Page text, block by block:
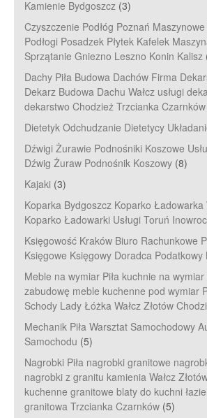
Kamienie Bydgoszcz (3)
Czyszczenie Podłóg Poznań
Podłogi Posadzek Płytek Kafelek
Sprzątanie Gniezno Leszno Konin Kalisz
Dachy Piła Budowa Dachów Firma
Dekarz Budowa Dachu Wałcz usługi
dekarstwo Chodzież Trzcianka Czarnków
Dietetyk Odchudzanie Dietetycy
Dźwigi Żurawie Podnośniki Koszowe
Dźwig Żuraw Podnośnik Koszowy (8)
Kajaki (3)
Koparka Bydgoszcz Koparko
Koparko Ładowarki Usługi Toruń
Księgowość Kraków Biuro Rachunkowe
Księgowe Księgowy Doradca Podatkowy
Meble na wymiar Piła kuchnie na wymiar
zabudowę meble kuchenne pod wymiar
Schody Lady Łóżka Wałcz Złotów
Mechanik Piła Warsztat Samochodowy
Samochodu (5)
Nagrobki Piła nagrobki granitowe
nagrobki z granitu kamienia Wałcz
kuchenne granitowe blaty do kuchni
granitowa Trzcianka Czarnków (5)